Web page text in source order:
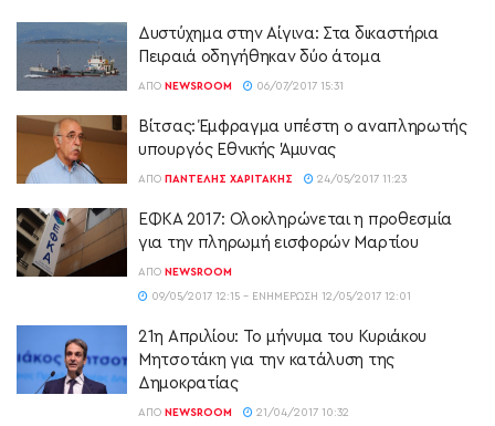
Δυστύχημα στην Αίγινα: Στα δικαστήρια
Πειραιά οδηγήθηκαν δύο άτομα
ΑΠΌ NEWSROOM 06/07/2017 15:31
Βίτσας: Έμφραγμα υπέστη ο αναπληρωτής
υπουργός Εθνικής Άμυνας
ΑΠΌ ΠΑΝΤΕΛΉΣ ΧΑΡΙΤΆΚΗΣ 24/05/2017 11:23
ΕΦΚΑ 2017: Ολοκληρώνεται η προθεσμία
για την πληρωμή εισφορών Μαρτίου
ΑΠΌ NEWSROOM
09/05/2017 12:15 - ΕΝΗΜΈΡΩΣΗ 12/05/2017 12:01
21η Απριλίου: Το μήνυμα του Κυριάκου
Μητσοτάκη για την κατάλυση της
Δημοκρατίας
ΑΠΌ NEWSROOM 21/04/2017 10:32